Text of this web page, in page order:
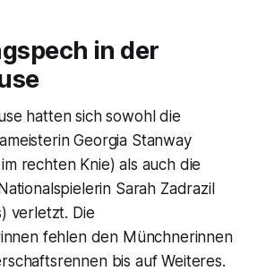
in der
hatten sich sowohl die
Georgia Stanway
rechten Knie) als auch die
Sarah Zadrazil
verletzt. Die
fehlen den Münchnerinnen
bis auf Weiteres.